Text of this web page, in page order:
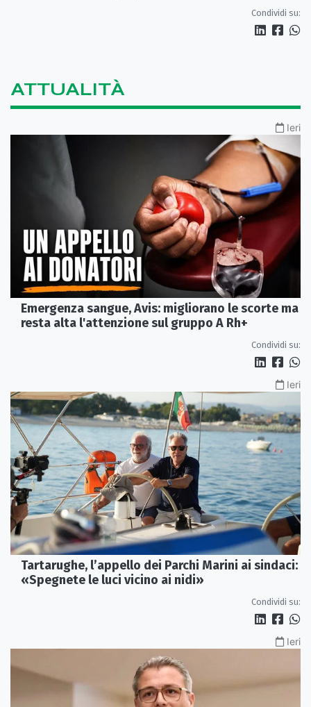
Condividi su:
ATTUALITÀ
Ieri
Emergenza sangue, Avis: migliorano le scorte ma
resta alta l'attenzione sul gruppo A Rh+
Condividi su:
Ieri
Tartarughe, l’appello dei Parchi Marini ai sindaci:
«Spegnete le luci vicino ai nidi»
Condividi su:
Ieri